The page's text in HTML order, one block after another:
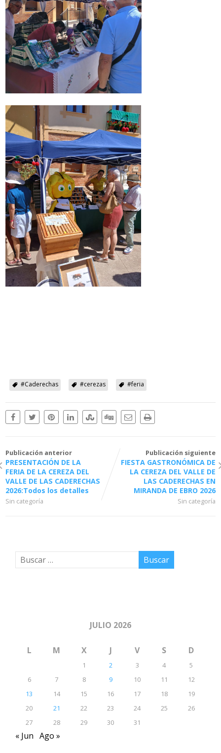
#Caderechas #cerezas #feria
Publicación anterior
PRESENTACIÓN DE LA
FERIA DE LA CEREZA DEL
VALLE DE LAS CADERECHAS
2026:Todos los detalles
Sin categoría
Publicación siguiente
FIESTA GASTRONÓMICA DE
LA CEREZA DEL VALLE DE
LAS CADERECHAS EN
MIRANDA DE EBRO 2026
Sin categoría
JULIO 2026
L M X J V S D
1 2 3 4
5
6
7 8 9 10 11
12
13
14 15 16 17 18
19
20
21 22 23 24 25
26
27
28 29 30 31
« Jun Ago »